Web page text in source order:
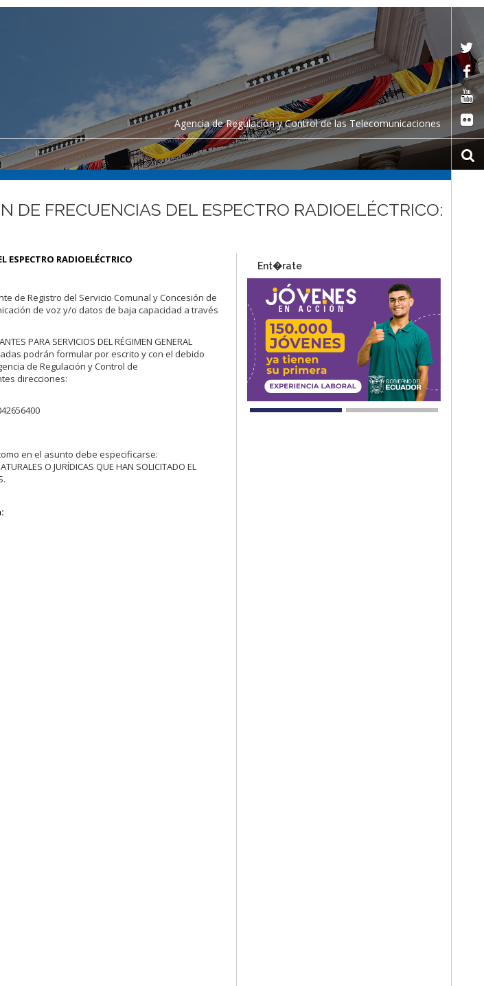
Agencia de Regulación y Control de las Telecomunicaciones
DE FRECUENCIAS DEL ESPECTRO RADIOELÉCTRICO:
ESPECTRO RADIOELÉCTRICO
de Registro del Servicio Comunal y Concesión de
de voz y/o datos de baja capacidad a través
PARA SERVICIOS DEL RÉGIMEN GENERAL
podrán formular por escrito y con el debido
de Regulación y Control de
direcciones:
en el asunto debe especificarse:
O JURÍDICAS QUE HAN SOLICITADO EL
Ent�rate